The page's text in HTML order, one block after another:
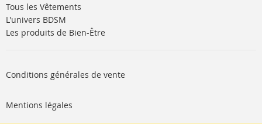
Tous les Vêtements
L'univers BDSM
Les produits de Bien-Être
Conditions générales de vente
Mentions légales